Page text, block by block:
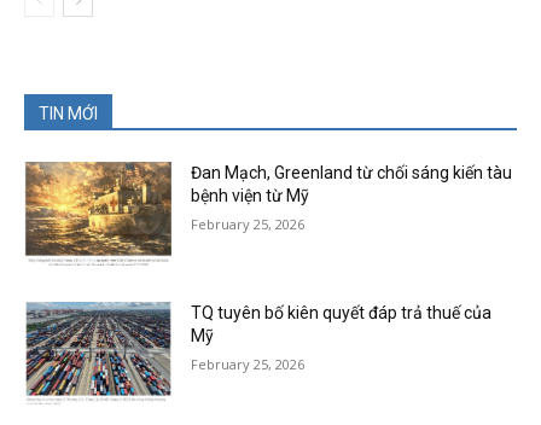
TIN MỚI
Đan Mạch, Greenland từ chối sáng kiến tàu
bệnh viện từ Mỹ
February 25, 2026
TQ tuyên bố kiên quyết đáp trả thuế của
Mỹ
February 25, 2026